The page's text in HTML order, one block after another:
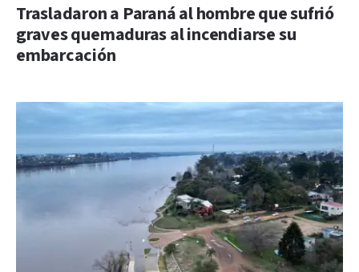
Trasladaron a Paraná al hombre que sufrió
graves quemaduras al incendiarse su
embarcación